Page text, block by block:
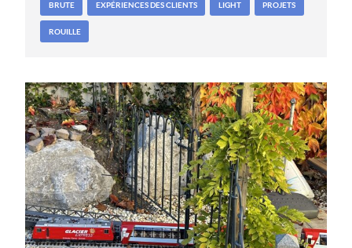
BRUTE EXPÉRIENCES DES CLIENTS LIGHT PROJETS
ROUILLE